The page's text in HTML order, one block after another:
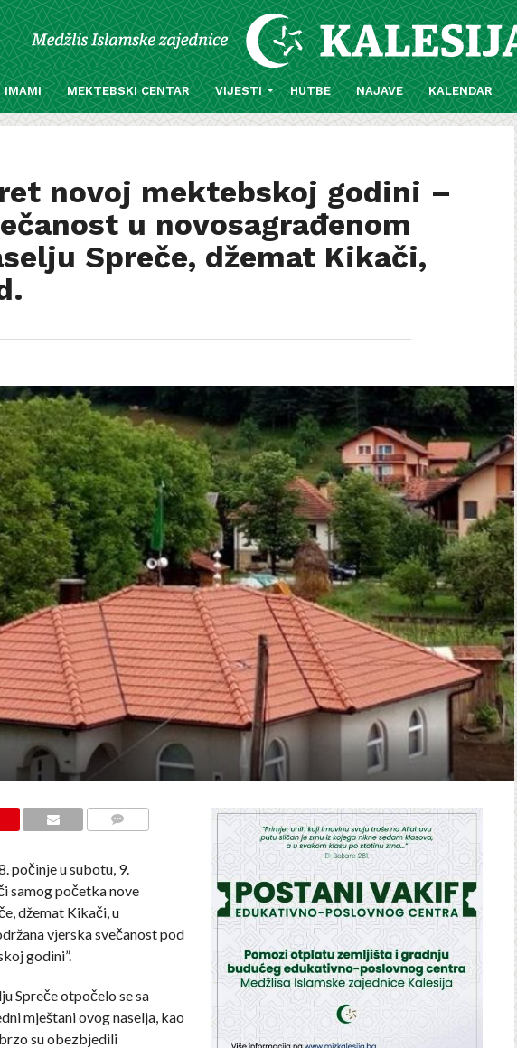
IMAMI MEKTEBSKI CENTAR VIJESTI HUTBE NAJAVE KALENDAR
novoj mektebskoj godini –
u novosagrađenom
Spreče, džemat Kikači,
počinje u subotu, 9.
samog početka nove
džemat Kikači, u
vjerska svečanost pod
godini”.
Spreče otpočelo se sa
mještani ovog naselja, kao
su obezbjedili